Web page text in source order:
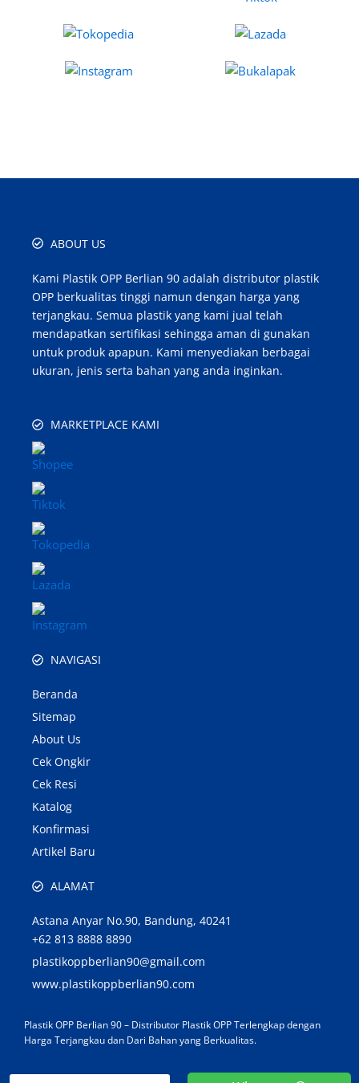
ABOUT US
Kami Plastik OPP Berlian 90 adalah distributor plastik
OPP berkualitas tinggi namun dengan harga yang
terjangkau. Semua plastik yang kami jual telah
mendapatkan sertifikasi sehingga aman di gunakan
untuk produk apapun. Kami menyediakan berbagai
ukuran, jenis serta bahan yang anda inginkan.
MARKETPLACE KAMI
NAVIGASI
Beranda
Sitemap
About Us
Cek Ongkir
Cek Resi
Katalog
Konfirmasi
Artikel Baru
ALAMAT
Astana Anyar No.90, Bandung, 40241
+62 813 8888 8890
plastikoppberlian90@gmail.com
www.plastikoppberlian90.com
Plastik OPP Berlian 90 – Distributor Plastik OPP Terlengkap dengan
Harga Terjangkau dan Dari Bahan yang Berkualitas.